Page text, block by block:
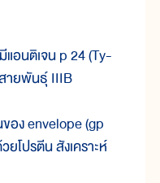
นติเจน p 24 (Ty-
ายพันธุ์ IIIB
ง envelope (gp
ยโปรตีน สังเคราะห์